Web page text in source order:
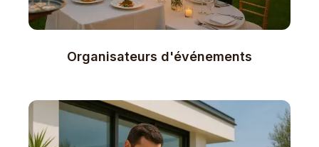
Organisateurs d'événements